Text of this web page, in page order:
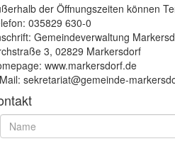
der Öffnungszeiten können
035829 630-0
Gemeindeverwaltung
3, 02829 Markersdorf
www.markersdorf.de
sekretariat@gemeinde-